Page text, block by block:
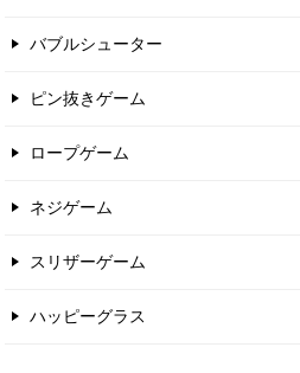
バブルシューター
ピン抜きゲーム
ロープゲーム
ネジゲーム
スリザーゲーム
ハッピーグラス